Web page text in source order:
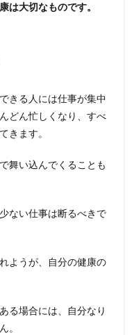
は大切なものです。
きる人には仕事が集中
どん忙しくなり、すべ
きます。
舞い込んでくることも
ない仕事は断るべきで
ようが、自分の健康の
る場合には、自分なり
。